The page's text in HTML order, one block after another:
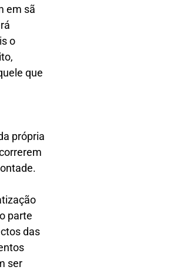
em sã
o
que
própria
parte
das
ser